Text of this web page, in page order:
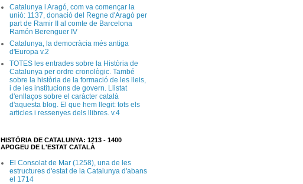
Catalunya i Aragó, com va començar la
unió: 1137, donació del Regne d'Aragó per
part de Ramir II al comte de Barcelona
Ramón Berenguer IV
Catalunya, la democràcia més antiga
d'Europa v.2
TOTES les entrades sobre la Història de
Catalunya per ordre cronològic. També
sobre la història de la formació de les lleis,
i de les institucions de govern. Llistat
d'enllaços sobre el caràcter català
d'aquesta blog. El que hem llegit: tots els
articles i ressenyes dels llibres. v.4
HISTÒRIA DE CATALUNYA: 1213 - 1400
APOGEU DE L'ESTAT CATALÀ
El Consolat de Mar (1258), una de les
estructures d'estat de la Catalunya d'abans
el 1714